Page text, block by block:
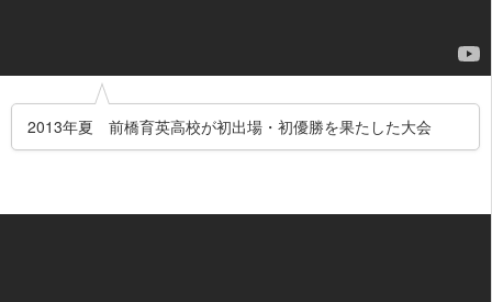
2013年夏 前橋育英高校が初出場・初優勝を果たした大会